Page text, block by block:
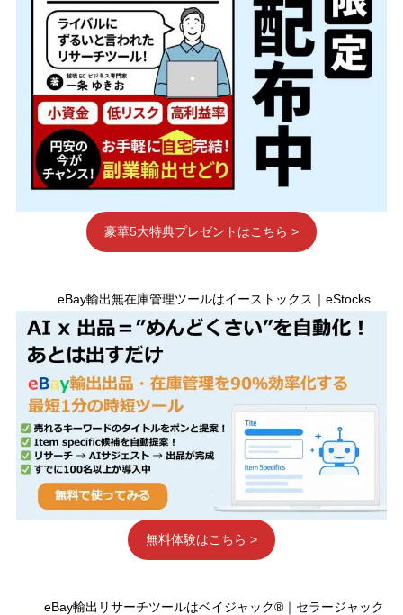
豪華5大特典プレゼントはこちら >
eBay輸出無在庫管理ツールはイーストックス｜eStocks
無料体験はこちら >
eBay輸出リサーチツールはベイジャック®｜セラージャック